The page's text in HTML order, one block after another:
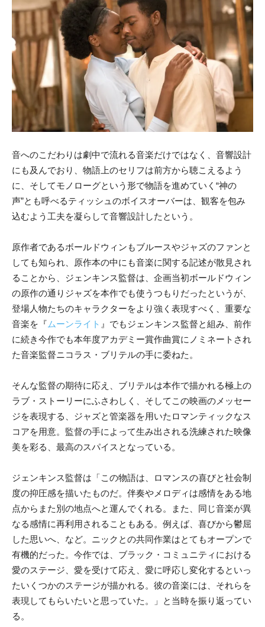
音へのこだわりは劇中で流れる音楽だけではなく、音響設計
にも及んでおり、物語上のセリフは前方から聴こえるよう
に、そしてモノローグという形で物語を進めていく“神の
声”とも呼べるティッシュのボイスオーバーは、観客を包み
込むよう工夫を凝らして音響設計したという。
原作者であるボールドウィンもブルースやジャズのファンと
しても知られ、原作本の中にも音楽に関する記述が散見され
ることから、ジェンキンス監督は、企画当初ボールドウィン
の原作の通りジャズを本作でも使うつもりだったというが、
登場人物たちのキャラクターをより強く表現すべく、重要な
音楽を『 ムーンライト 』でもジェンキンス監督と組み、前作
に続き今作でも本年度アカデミー賞作曲賞にノミネートされ
た音楽監督ニコラス・ブリテルの手に委ねた。
そんな監督の期待に応え、ブリテルは本作で描かれる極上の
ラブ・ストーリーにふさわしく、そしてこの映画のメッセー
ジを表現する、ジャズと管楽器を用いたロマンティックなス
コアを用意。監督の手によって生み出される洗練された映像
美を彩る、最高のスパイスとなっている。
ジェンキンス監督は「この物語は、ロマンスの喜びと社会制
度の抑圧感を描いたものだ。伴奏やメロディは感情をある地
点からまた別の地点へと運んでくれる。また、同じ音楽が異
なる感情に再利用されることもある。例えば、喜びから鬱屈
した思いへ、など。ニックとの共同作業はとてもオープンで
有機的だった。今作では、ブラック・コミュニティにおける
愛のステージ、愛を受けて応え、愛に呼応し変化するといっ
たいくつかのステージが描かれる。彼の音楽には、それらを
表現してもらいたいと思っていた。」と当時を振り返ってい
る。